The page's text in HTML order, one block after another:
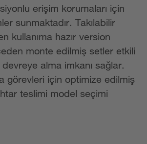
erişim korumaları için
sunmaktadır. Takılabilir
kullanıma hazır version
monte edilmiş setler etkili
devreye alma imkanı sağlar.
görevleri için optimize edilmiş
teslimi model seçimi